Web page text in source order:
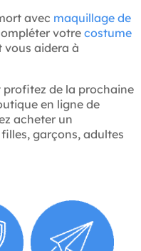
avec maquillage de
votre costume
vous aidera à
profitez de la prochaine
en ligne de
acheter un
garçons, adultes